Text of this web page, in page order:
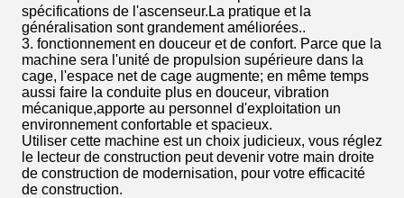
spécifications de l'ascenseur.La pratique et la
généralisation sont grandement améliorées..
3. fonctionnement en douceur et de confort. Parce que la
machine sera l'unité de propulsion supérieure dans la
cage, l'espace net de cage augmente; en même temps
aussi faire la conduite plus en douceur, vibration
mécanique,apporte au personnel d'exploitation un
environnement confortable et spacieux.
Utiliser cette machine est un choix judicieux, vous réglez
le lecteur de construction peut devenir votre main droite
de construction de modernisation, pour votre efficacité
de construction.